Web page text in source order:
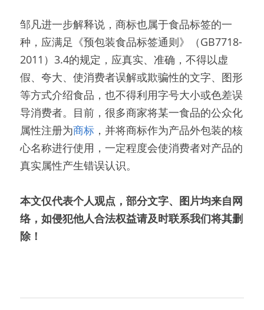
邹凡进一步解释说，商标也属于食品标签的一
种，应满足《预包装食品标签通则》（GB7718-
2011）3.4的规定，应真实、准确，不得以虚
假、夸大、使消费者误解或欺骗性的文字、图形
等方式介绍食品，也不得利用字号大小或色差误
导消费者。目前，很多商家将某一食品的公众化
属性注册为商标 ，并将商标作为产品外包装的核
心名称进行使用，一定程度会使消费者对产品的
真实属性产生错误认识。
本文仅代表个人观点，部分文字、图片均来自网
络，如侵犯他人合法权益请及时联系我们将其删
除！